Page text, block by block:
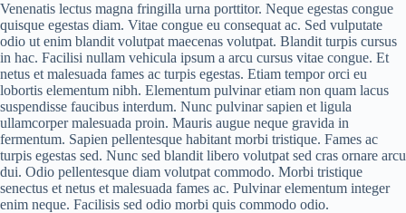
Venenatis lectus magna fringilla urna porttitor. Neque egestas congue
quisque egestas diam. Vitae congue eu consequat ac. Sed vulputate
odio ut enim blandit volutpat maecenas volutpat. Blandit turpis cursus
in hac. Facilisi nullam vehicula ipsum a arcu cursus vitae congue. Et
netus et malesuada fames ac turpis egestas. Etiam tempor orci eu
lobortis elementum nibh. Elementum pulvinar etiam non quam lacus
suspendisse faucibus interdum. Nunc pulvinar sapien et ligula
ullamcorper malesuada proin. Mauris augue neque gravida in
fermentum. Sapien pellentesque habitant morbi tristique. Fames ac
turpis egestas sed. Nunc sed blandit libero volutpat sed cras ornare arcu
dui. Odio pellentesque diam volutpat commodo. Morbi tristique
senectus et netus et malesuada fames ac. Pulvinar elementum integer
enim neque. Facilisis sed odio morbi quis commodo odio.